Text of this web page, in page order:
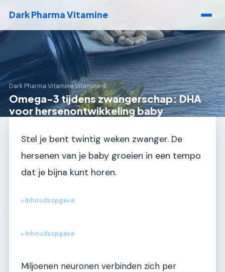
Dark Pharma Vitamine
Dark Pharma Vitamine›Vitamine d
Omega-3 tijdens zwangerschap: DHA
voor hersenontwikkeling baby
Stel je bent twintig weken zwanger. De
hersenen van je baby groeien in een tempo
dat je bijna kunt horen.
▶Inhoudsopgave
▶Inhoudsopgave
Miljoenen neuronen verbinden zich per